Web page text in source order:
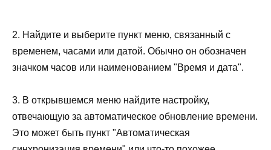
2. Найдите и выберите пункт меню, связанный с
временем, часами или датой. Обычно он обозначен
значком часов или наименованием "Время и дата".
3. В открывшемся меню найдите настройку,
отвечающую за автоматическое обновление времени.
Это может быть пункт "Автоматическая